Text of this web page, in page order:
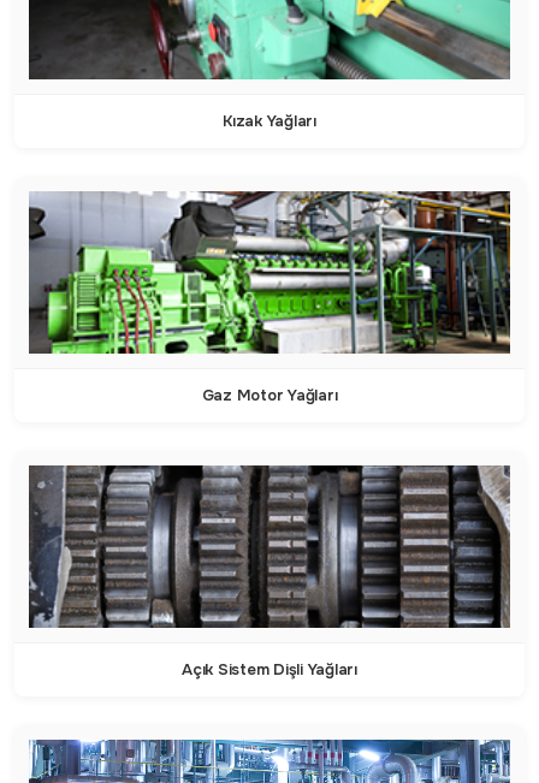
Kızak Yağları
Gaz Motor Yağları
Açık Sistem Dişli Yağları